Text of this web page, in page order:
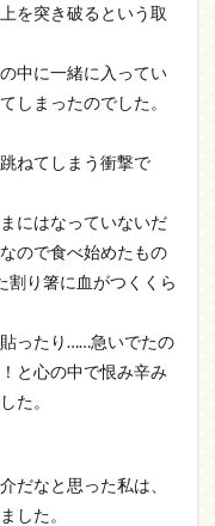
を突き破るという取
中に一緒に入ってい
しまったのでした。
ねてしまう衝撃で
にはなっていないだ
ので食べ始めたもの
割り箸に血がつくくら
ったり……急いでたの
と心の中で恨み辛み
た。
だなと思った私は、
した。